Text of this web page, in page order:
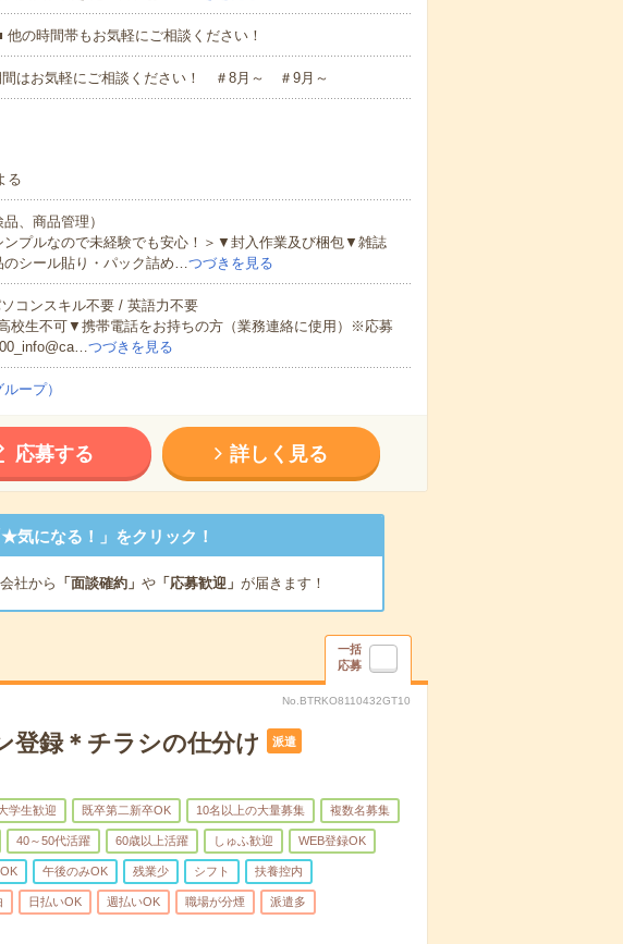
の時間帯もお気軽にご相談ください！
はお気軽にご相談ください！ ＃8月～ ＃9月～
る
、商品管理）
ンプルなので未経験でも安心！＞▼封入作業及び梱包▼雑誌
シール貼り・パック詰め…つづきを見る
コンスキル不要 / 英語力不要
生不可▼携帯電話をお持ちの方（業務連絡に使用）※応募
つづきを見る
ープ）
応募する 詳しく見る
気になる！」をクリック！
社から 「面談確約」 や「応募歓迎」 が届きます！
一括
応募
No.BTRKO8110432GT10
登録＊チラシの仕分け 派遣
学生歓迎 既卒第二新卒OK 10名以上の大量募集 複数名募集
40～50代活躍 60歳以上活躍 しゅふ歓迎 WEB登録OK
午後のみOK 残業少 シフト 扶養控内
日払いOK 週払いOK 職場が分煙 派遣多